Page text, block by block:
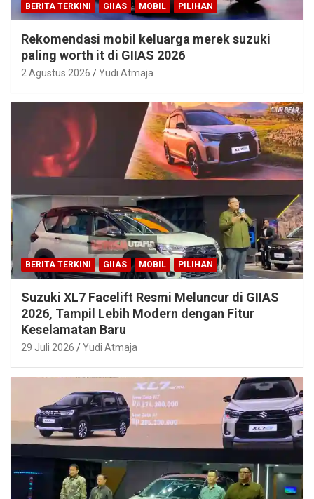
BERITA TERKINI GIIAS MOBIL PILIHAN
Rekomendasi mobil keluarga merek suzuki
paling worth it di GIIAS 2026
2 Agustus 2026 Yudi Atmaja
BERITA TERKINI GIIAS MOBIL PILIHAN
Suzuki XL7 Facelift Resmi Meluncur di GIIAS
2026, Tampil Lebih Modern dengan Fitur
Keselamatan Baru
29 Juli 2026 Yudi Atmaja